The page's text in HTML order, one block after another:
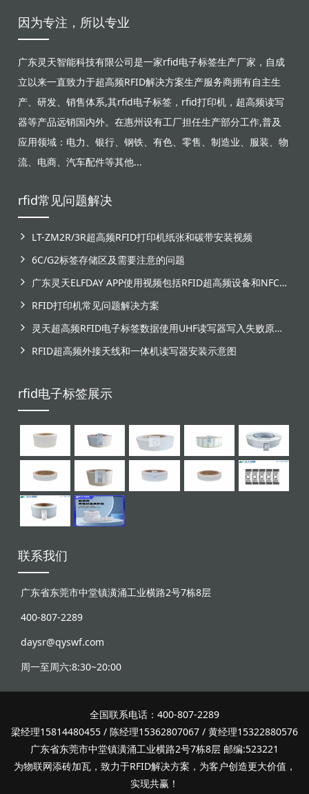
因为专注，所以专业
广东灵天智能科技有限公司是一家rfid电子标签生产厂家，自成
立以来一直致力于超高频RFID解决方案生产服务商拥有自主生
产、研发、销售体系,其rfid电子标签，rfid打印机，超高频读写
器等产品远销国内外。在惠州设有工厂担任生产部分工作,普及
应用领域：电力、银行、钢铁、有色、零售、制造业、服装、物
流、电商、汽车配件等其他...
rfid常见问题解决
LT-ZM2R/3R超高频RFID打印机纸张和碳带安装视频
6C/G2标签存储区及需要注意的问题
广东灵天ELFDAY APP使用视频包括RFID超高频设备和NFC芯片标签感应
RFID打印机常见问题解决方案
灵天超高频RFID电子标签数据使用UHF读写器写入失败原因分析
RFID超高频外接天线和一体机读写器安装示意图
rfid电子标签展示
联系我们
广东省东莞市中堂镇潢涌工业横路2号7栋8层
400-807-2289
daysr@qyswf.com
周一至周六:8:30~20:00
全国联系电话：400-807-2289
梁经理15814480455 / 陈经理15362807067 / 黄经理15322880576
广东省东莞市中堂镇潢涌工业横路2号7栋8层 邮编:523221
为物联网添砖加瓦，致力于RFID解决方案，为客户创造更大价值，
实现共赢！